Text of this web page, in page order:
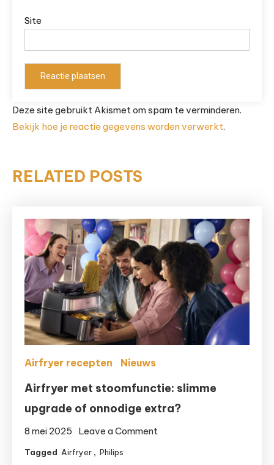
Site
Deze site gebruikt Akismet om spam te verminderen.
Bekijk hoe je reactie gegevens worden verwerkt.
RELATED POSTS
Airfryer recepten Nieuws
Airfryer met stoomfunctie: slimme
upgrade of onnodige extra?
8 mei 2025 Leave a Comment
Tagged Airfryer , Philips